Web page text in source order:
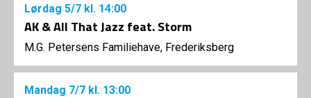
Lørdag 5/7 kl. 14:00
AK & All That Jazz feat. Storm
M.G. Petersens Familiehave, Frederiksberg
Mandag 7/7 kl. 13:00